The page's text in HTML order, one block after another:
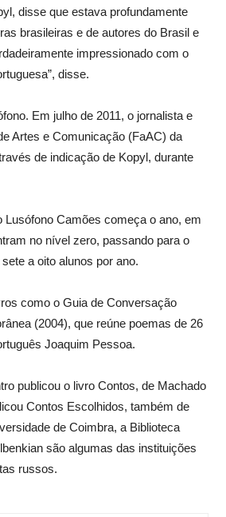
disse que estava profundamente
brasileiras e de autores do Brasil e
impressionado com o
disse.
Em julho de 2011, o jornalista e
Artes e Comunicação (FaAC) da
de indicação de Kopyl, durante
Lusófono Camões começa o ano, em
no nível zero, passando para o
a oito alunos por ano.
como o Guia de Conversação
(2004), que reúne poemas de 26
Joaquim Pessoa.
publicou o livro Contos, de Machado
Contos Escolhidos, também de
de Coimbra, a Biblioteca
são algumas das instituições
russos.